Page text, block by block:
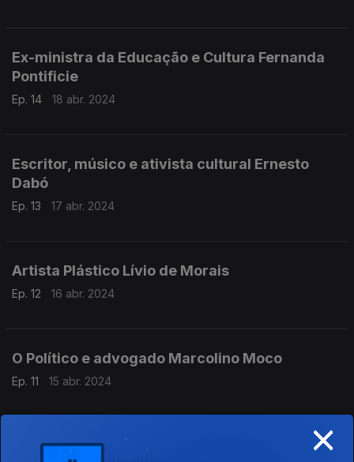
Ex-ministra da Educação e Cultura Fernanda
Pontificie
Ep. 14 18 abr. 2024
Escritor, músico e ativista cultural Ernesto
Dabó
Ep. 13 17 abr. 2024
Artista Plástico Lívio de Morais
Ep. 12 16 abr. 2024
O Político e advogado Marcolino Moco
Ep. 11 15 abr. 2024
Médico Amado Jacinto ×